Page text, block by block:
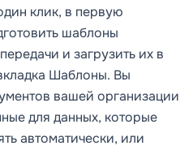
клик, в первую
шаблоны
и загрузить их в
Шаблоны. Вы
вашей организации
для данных, которые
автоматически, или